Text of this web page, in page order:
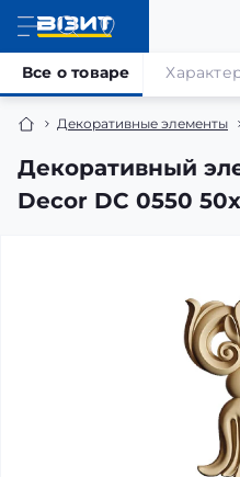
Декоративные элементы
Декоративный
Decor DC 0550
Все о товаре